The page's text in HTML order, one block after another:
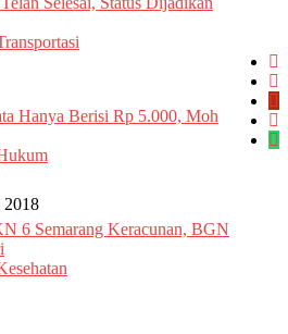
Hanya Berisi Rp 5.000, Moh
6 Semarang Keracunan, BGN